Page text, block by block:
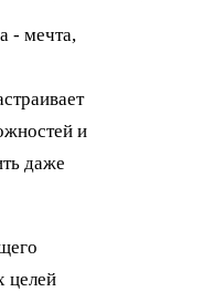
- мечта,
и
даже
целей